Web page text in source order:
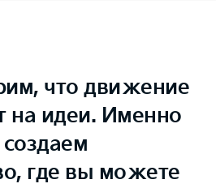
что движение
на идеи. Именно
где вы можете